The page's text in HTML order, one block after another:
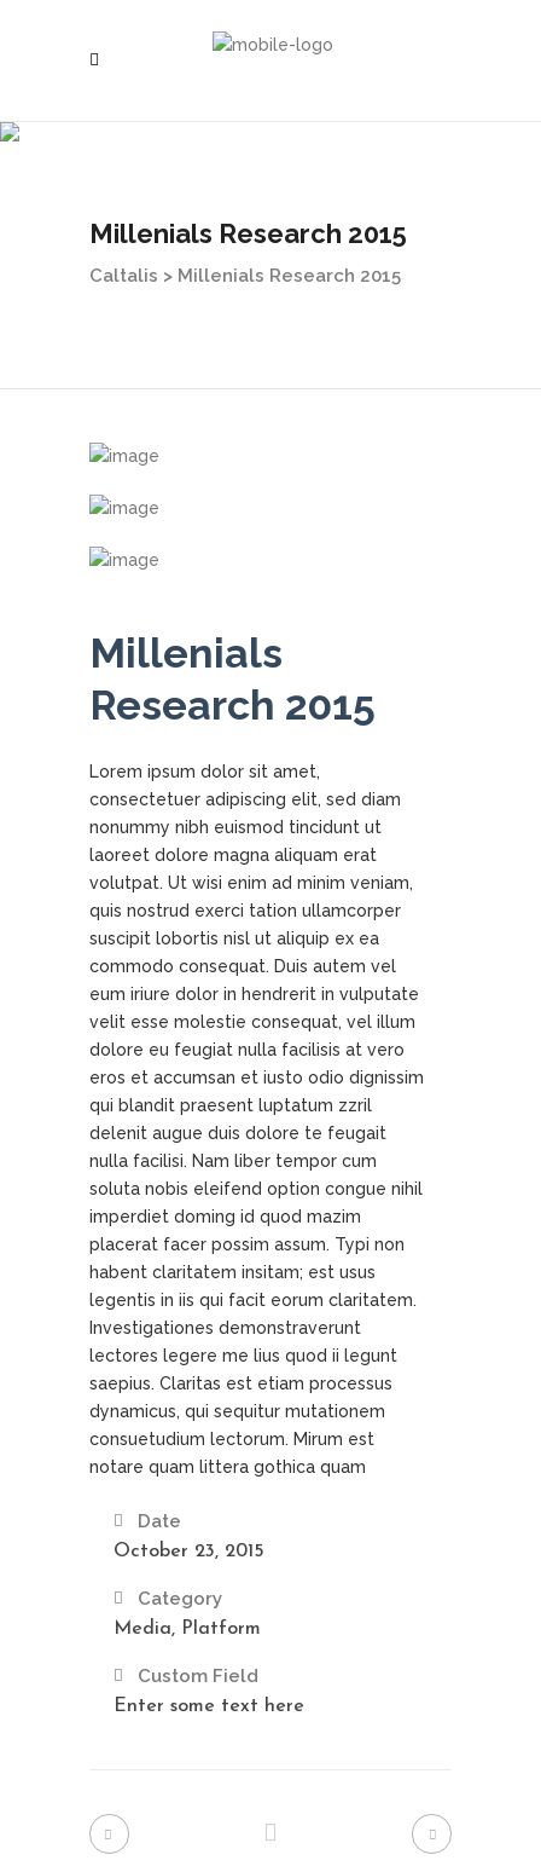
Millenials Research 2015
Caltalis > Millenials Research 2015
Millenials
Research 2015
Lorem ipsum dolor sit amet,
consectetuer adipiscing elit, sed diam
nonummy nibh euismod tincidunt ut
laoreet dolore magna aliquam erat
volutpat. Ut wisi enim ad minim veniam,
quis nostrud exerci tation ullamcorper
suscipit lobortis nisl ut aliquip ex ea
commodo consequat. Duis autem vel
eum iriure dolor in hendrerit in vulputate
velit esse molestie consequat, vel illum
dolore eu feugiat nulla facilisis at vero
eros et accumsan et iusto odio dignissim
qui blandit praesent luptatum zzril
delenit augue duis dolore te feugait
nulla facilisi. Nam liber tempor cum
soluta nobis eleifend option congue nihil
imperdiet doming id quod mazim
placerat facer possim assum. Typi non
habent claritatem insitam; est usus
legentis in iis qui facit eorum claritatem.
Investigationes demonstraverunt
lectores legere me lius quod ii legunt
saepius. Claritas est etiam processus
dynamicus, qui sequitur mutationem
consuetudium lectorum. Mirum est
notare quam littera gothica quam
Date
October 23, 2015
Category
Media, Platform
Custom Field
Enter some text here